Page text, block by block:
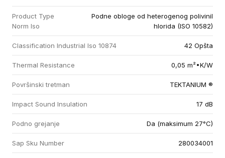
Product Type
Norm Iso
Podne obloge od heterogenog polivinil
hlorida (ISO 10582)
Classification Industrial Iso 10874 42 Opšta
Thermal Resistance 0,05 m²•K/W
Površinski tretman TEKTANIUM ®
Impact Sound Insulation 17 dB
Podno grejanje Da (maksimum 27°C)
Sap Sku Number 280034001